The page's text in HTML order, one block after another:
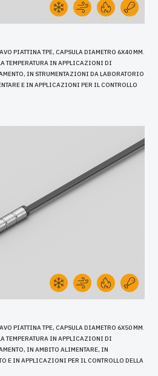
PIATTINA TPE, CAPSULA DIAMETRO 6X40 MM.
TEMPERATURA IN APPLICAZIONI DI
IN STRUMENTAZIONI DA LABORATORIO
E IN APPLICAZIONI PER IL CONTROLLO
PIATTINA TPE, CAPSULA DIAMETRO 6X50 MM.
TEMPERATURA IN APPLICAZIONI DI
IN AMBITO ALIMENTARE, IN
E IN APPLICAZIONI PER IL CONTROLLO DELLA